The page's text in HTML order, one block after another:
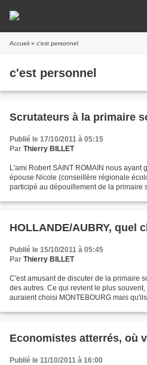
Accueil » c'est personnel
c'est personnel
Scrutateurs à la primaire
Publié le 17/10/2011 à 05:15
Par Thierry BILLET
L'ami Robert SAINT ROMAIN nous ayant
épouse Nicole (conseillère régionale
participé au dépouillement de la primaire
HOLLANDE/AUBRY, quel
Publié le 15/10/2011 à 05:45
Par Thierry BILLET
C'est amusant de discuter de la primaire
des autres. Ce qui revient le plus
auraient choisi MONTEBOURG mais
Economistes atterrés, où
Publié le 11/10/2011 à 16:00